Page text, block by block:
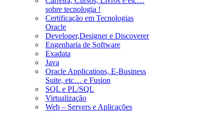
sobre tecnologia !
Certificação em Tecnologias
Oracle
Developer,Designer e Discoverer
Engenharia de Software
Exadata
Java
Oracle Applications, E-Business
Suite, etc… e Fusion
SQL e PL/SQL
Virtualização
Web – Servers e Aplicações